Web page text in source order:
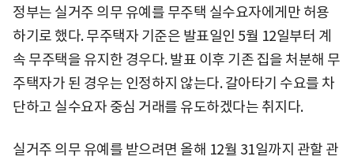
정부는 실거주 의무 유예를 무주택 실수요자에게만 허용
하기로 했다. 무주택자 기준은 발표일인 5월 12일부터 계
속 무주택을 유지한 경우다. 발표 이후 기존 집을 처분해 무
주택자가 된 경우는 인정하지 않는다. 갈아타기 수요를 차
단하고 실수요자 중심 거래를 유도하겠다는 취지다.
실거주 의무 유예를 받으려면 올해 12월 31일까지 관할 관